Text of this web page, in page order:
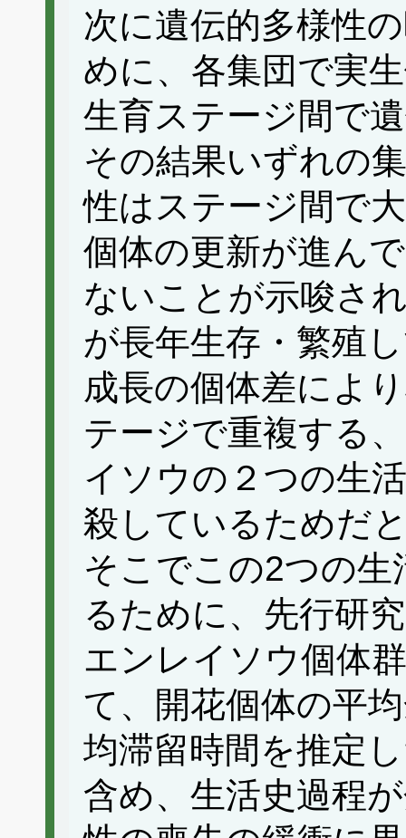
次に遺伝的多様性
めに、各集団で実
生育ステージ間で
その結果いずれの
性はステージ間で
個体の更新が進ん
ないことが示唆さ
が長年生存・繁殖
成長の個体差によ
テージで重複する
イソウの２つの生
殺しているためだ
そこでこの2つの生
るために、先行研
エンレイソウ個体
て、開花個体の平
均滞留時間を推定
含め、生活史過程